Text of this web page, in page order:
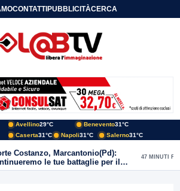
CONTATTIPUBBLICITÀCERCA
Avellino29°C Benevento31°C
Caserta31°C Napoli31°C Salerno31°C
Costanzo, Marcantonio(Pd):
le tue battaglie per il
47 MINUTI FA